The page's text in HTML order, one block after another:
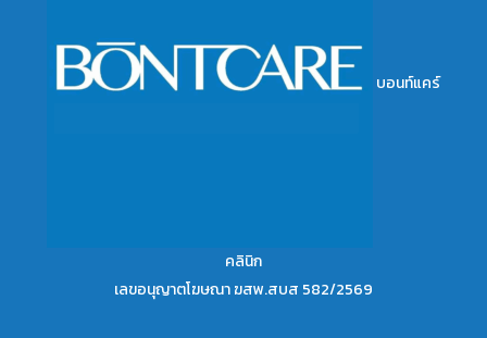
บอนท์แคร์
คลินิก
เลขอนุญาตโฆษณา ฆสพ.สบส 582/2569